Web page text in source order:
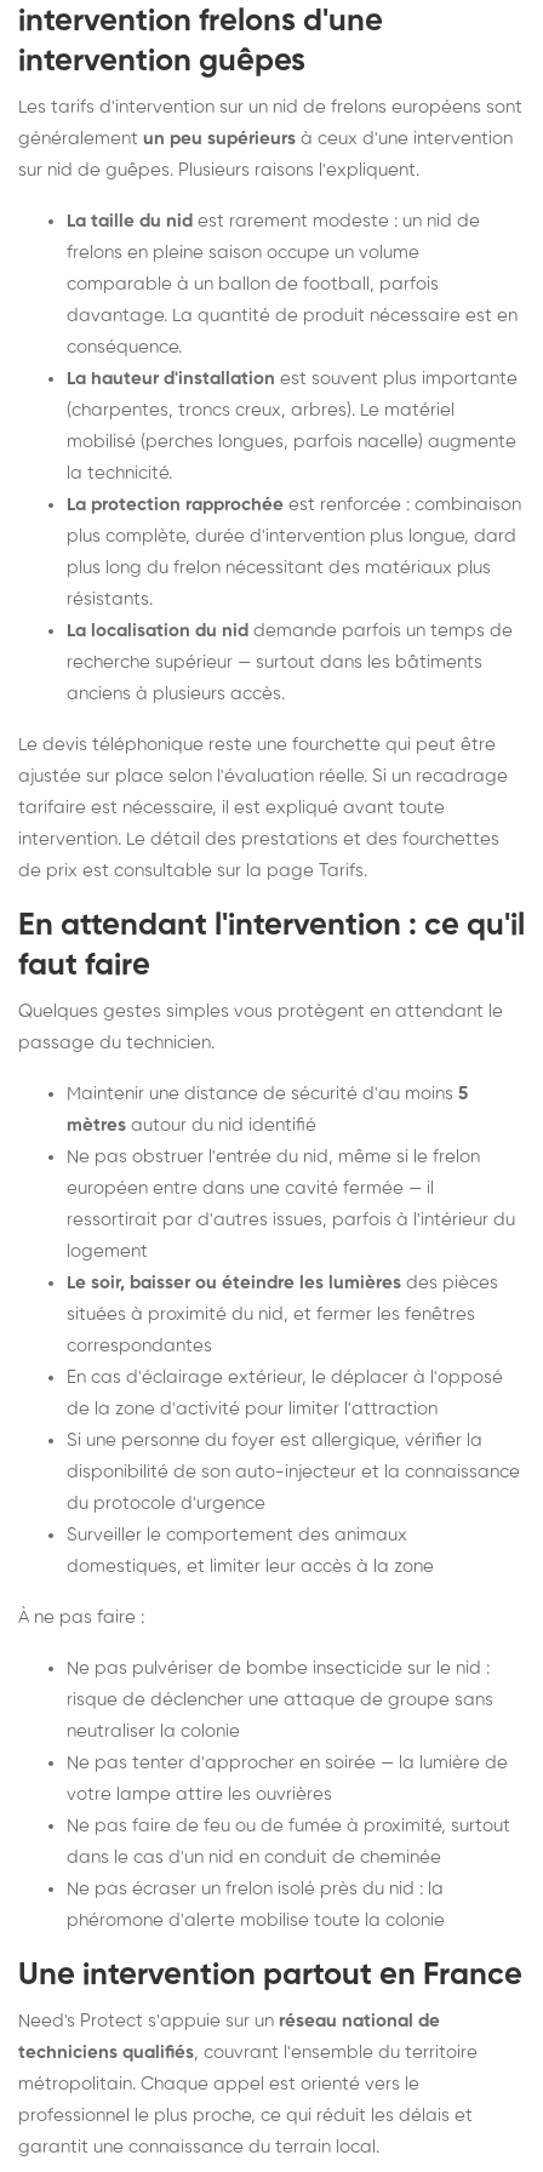
intervention frelons d'une
intervention guêpes
Les tarifs d'intervention sur un nid de frelons européens sont
généralement un peu supérieurs à ceux d'une intervention
sur nid de guêpes. Plusieurs raisons l'expliquent.
La taille du nid est rarement modeste : un nid de
frelons en pleine saison occupe un volume
comparable à un ballon de football, parfois
davantage. La quantité de produit nécessaire est en
conséquence.
La hauteur d'installation est souvent plus importante
(charpentes, troncs creux, arbres). Le matériel
mobilisé (perches longues, parfois nacelle) augmente
la technicité.
La protection rapprochée est renforcée : combinaison
plus complète, durée d'intervention plus longue, dard
plus long du frelon nécessitant des matériaux plus
résistants.
La localisation du nid demande parfois un temps de
recherche supérieur — surtout dans les bâtiments
anciens à plusieurs accès.
Le devis téléphonique reste une fourchette qui peut être
ajustée sur place selon l'évaluation réelle. Si un recadrage
tarifaire est nécessaire, il est expliqué avant toute
intervention. Le détail des prestations et des fourchettes
de prix est consultable sur la page Tarifs.
En attendant l'intervention : ce qu'il
faut faire
Quelques gestes simples vous protègent en attendant le
passage du technicien.
Maintenir une distance de sécurité d'au moins 5
mètres autour du nid identifié
Ne pas obstruer l'entrée du nid, même si le frelon
européen entre dans une cavité fermée — il
ressortirait par d'autres issues, parfois à l'intérieur du
logement
Le soir, baisser ou éteindre les lumières des pièces
situées à proximité du nid, et fermer les fenêtres
correspondantes
En cas d'éclairage extérieur, le déplacer à l'opposé
de la zone d'activité pour limiter l'attraction
Si une personne du foyer est allergique, vérifier la
disponibilité de son auto-injecteur et la connaissance
du protocole d'urgence
Surveiller le comportement des animaux
domestiques, et limiter leur accès à la zone
À ne pas faire :
Ne pas pulvériser de bombe insecticide sur le nid :
risque de déclencher une attaque de groupe sans
neutraliser la colonie
Ne pas tenter d'approcher en soirée — la lumière de
votre lampe attire les ouvrières
Ne pas faire de feu ou de fumée à proximité, surtout
dans le cas d'un nid en conduit de cheminée
Ne pas écraser un frelon isolé près du nid : la
phéromone d'alerte mobilise toute la colonie
Une intervention partout en France
Need's Protect s'appuie sur un réseau national de
techniciens qualifiés, couvrant l'ensemble du territoire
métropolitain. Chaque appel est orienté vers le
professionnel le plus proche, ce qui réduit les délais et
garantit une connaissance du terrain local.